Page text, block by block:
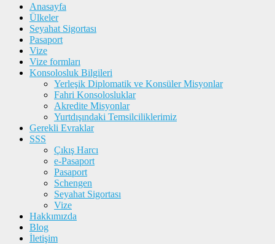
Anasayfa
Ülkeler
Seyahat Sigortası
Pasaport
Vize
Vize formları
Konsolosluk Bilgileri
Yerleşik Diplomatik ve Konsüler Misyonlar
Fahri Konsolosluklar
Akredite Misyonlar
Yurtdışındaki Temsilciliklerimiz
Gerekli Evraklar
SSS
Çıkış Harcı
e-Pasaport
Pasaport
Schengen
Seyahat Sigortası
Vize
Hakkımızda
Blog
İletişim